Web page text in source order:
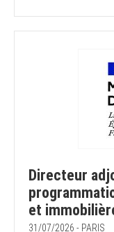
Directeur
et
31/07/2026 - PARIS